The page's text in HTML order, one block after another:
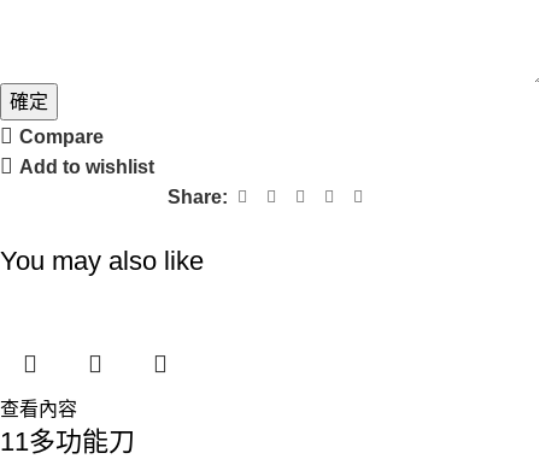
確定
Compare
Add to wishlist
Share:
You may also like
查看內容
11多功能刀